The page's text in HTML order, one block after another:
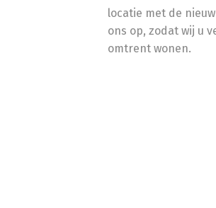
locatie met de
ons op, zodat wij u
omtrent wonen.